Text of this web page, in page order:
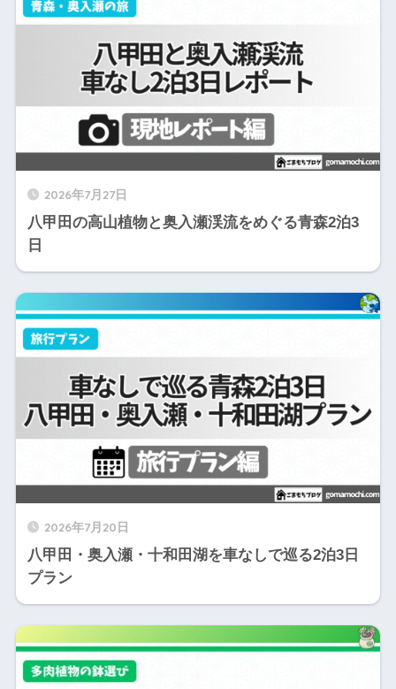
2026年7月27日
八甲田の高山植物と奥入瀬渓流をめぐる青森2泊3
日
2026年7月20日
八甲田・奥入瀬・十和田湖を車なしで巡る2泊3日
プラン